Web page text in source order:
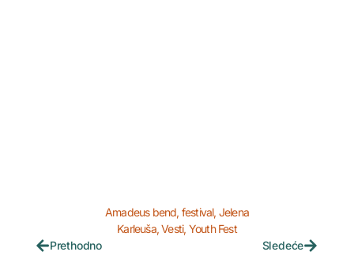
Amadeus bend, festival, Jelena
Karleuša,Vesti, Youth Fest
Prethodno
Sledeće